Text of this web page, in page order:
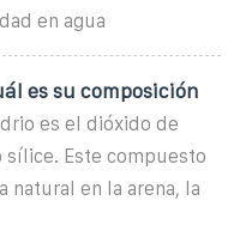
en agua
es su composición
es el dióxido de
sílice. Este compuesto
natural en la arena, la